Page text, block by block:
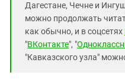
Дагестане, Чечне и
можно продолжать
как обычно, и в соцсетях
"ВКонтакте", "
"Кавказского узла"